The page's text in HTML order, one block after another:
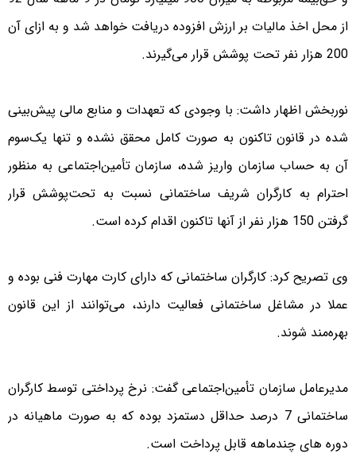
از محل اخذ مالیات بر ارزش افزوده دریافت خواهد شد و به ازای آن
200 هزار نفر تحت‌ پوشش قرار می‌گیرند.
نوربخش اظهار داشت: با وجودی‌ که تعهدات و منابع مالی پیش‌بینی
شده در قانون تاکنون به صورت کامل محقق نشده و تنها یک‌سوم
آن به حساب سازمان واریز شده، سازمان تأمین‌اجتماعی به منظور
احترام به کارگران شریف ساختمانی نسبت به تحت‌پوشش قرار
گرفتن 150 هزار نفر از آنها تاکنون اقدام کرده است.
وی تصریح کرد: کارگران ساختمانی که دارای کارت مهارت فنی بوده و
عملا در مشاغل ساختمانی فعالیت دارند، می‌توانند از این قانون
بهره‌مند شوند.
مدیرعامل سازمان تأمین‌اجتماعی گفت: نرخ پرداختی توسط کارگران
ساختمانی 7 درصد حداقل دستمزد بوده که به صورت ماهیانه در
دوره‌ های چندماهه قابل پرداخت است.